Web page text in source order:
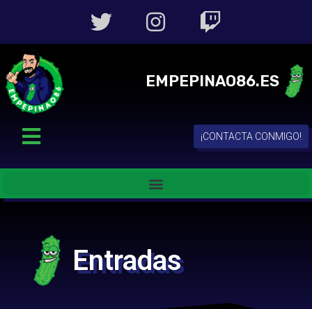
EMPEPINAO86.ES
¡CONTACTA CONMIGO!
Entradas